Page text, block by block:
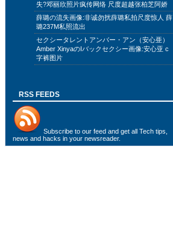
失?邓丽欣照片疯传网络 尺度超越张柏芝阿娇
薛璐の流失画像:非诚勿扰薛璐私拍尺度惊人 薛
璐237M私照流出
セクシータレントアンバー・アン（安心亜）
Amber XinyaのIバックセクシー画像:安心亚 c
字裤图片
RSS FEEDS
Subscribe to our feed and get all Tech tips,
news and hacks in your newsreader.